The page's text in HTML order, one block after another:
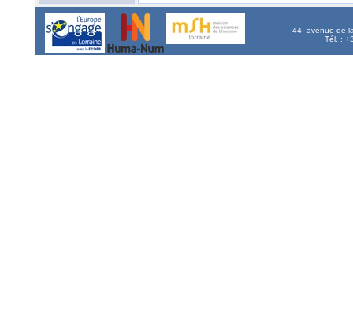
44, avenue de
Tél. :